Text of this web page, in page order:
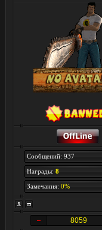
Сообщений: 937
Награды: 8
Замечания: 0%
8059